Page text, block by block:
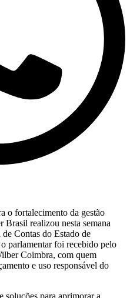
o fortalecimento da gestão
Brasil realizou nesta semana
Contas do Estado de
parlamentar foi recebido pelo
Coimbra, com quem
e uso responsável do